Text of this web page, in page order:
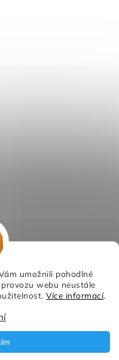
umožnili pohodlné
webu neustále
Více informací.